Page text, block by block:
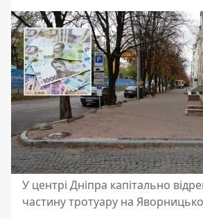
У центрі Дніпра капітально
частину тротуару на